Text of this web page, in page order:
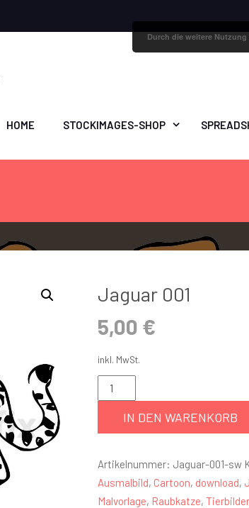
HOME STOCKIMAGES-SHOP
Jaguar 001
5,00 €
inkl. MwSt.
IN DEN WARENKORB
Artikelnummer: Jaguar-001-sw
Ausmalbild, Cartoon, download,
Malvorlage, Raubkatze, Tierbilder
Durch die weitere